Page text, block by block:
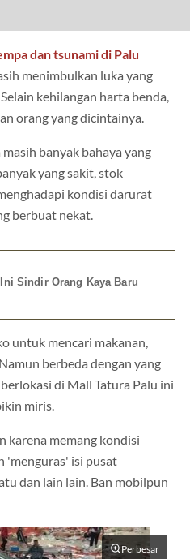
dan tsunami di Palu
menimbulkan luka yang
kehilangan harta benda,
orang yang dicintainya.
banyak bahaya yang
yang sakit, stok
kondisi darurat
berbuat nekat.
Sindir Orang Kaya Baru
untuk mencari makanan,
berbeda dengan yang
di Mall Tatura Palu ini
miris.
karena memang kondisi
'menguras' isi pusat
dan lain lain. Ban mobilpun
Perbesar